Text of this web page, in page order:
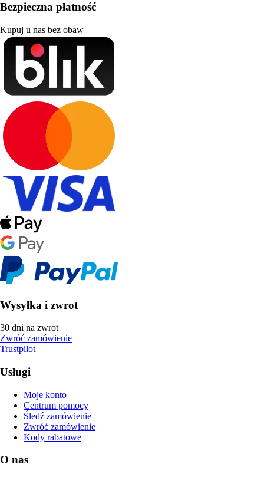
Bezpieczna płatność
Kupuj u nas bez obaw
Wysyłka i zwrot
30 dni na zwrot
Zwróć zamówienie
Trustpilot
Usługi
Moje konto
Centrum pomocy
Śledź zamówienie
Zwróć zamówienie
Kody rabatowe
O nas